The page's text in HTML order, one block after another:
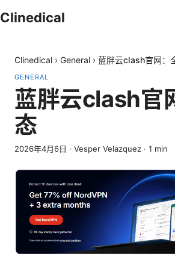
Clinedical
Clinedical › General › 蓝胖云clash官网：
GENERAL
蓝胖云clash官
态
2026年4月6日 · Vesper Velazquez · 1 min